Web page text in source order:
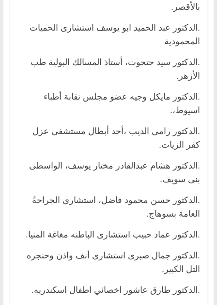
بالأقصر.
.الدكتور عبد الحميد ابو يوسف استشارى الحميات
المحمودية
.الدكتور سيد حتحوت، أستاذ المسالك البولية طب
الأزهر.
.الدكتور مايكل وجيه عضو مجلس نقابة أطباء
اسيوط،.
.الدكتور رامى الديب ،أحد أبطال مستشفى عزل
كفر الزيات.
.الدكتور هشام عبدالقادر مختار يوسف، الواسطى
بنى سويف.
.الدكتور حسن محمود فاضل، استشارى الجراحةً
العامة بسوهاج.
.الدكتور عماد حبيب استشارى الباطنه مغاغة المنيا.
.الدكتور جمال صبرى استشارى أنف واذن وحنجره
التل الكبير.
.الدكتور طارق عاشور اخصائي اطفال اسكندريه.